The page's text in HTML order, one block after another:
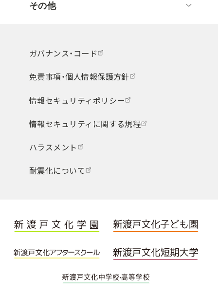
その他
ガバナンス・コード
免責事項・個人情報保護方針
情報セキュリティポリシー
情報セキュリティに関する規程
ハラスメント
耐震化について